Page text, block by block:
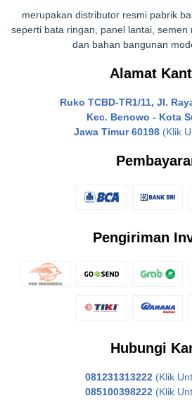
merupakan distributor resmi pabrik
seperti bata ringan, panel lantai, semen
dan bahan bangunan
Alamat
Ruko TCBD-TR1/11, Jl.
Kec. Benowo - Kota
Jawa Timur 60198 (Klik
Pengiriman
Hubungi
081231313222 (Klik
085100398222 (Klik